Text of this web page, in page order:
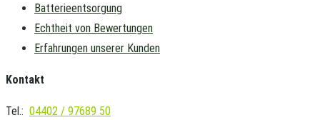
Batterieentsorgung
Echtheit von Bewertungen
Erfahrungen unserer Kunden
Kontakt
Tel.: 04402 / 97689 50